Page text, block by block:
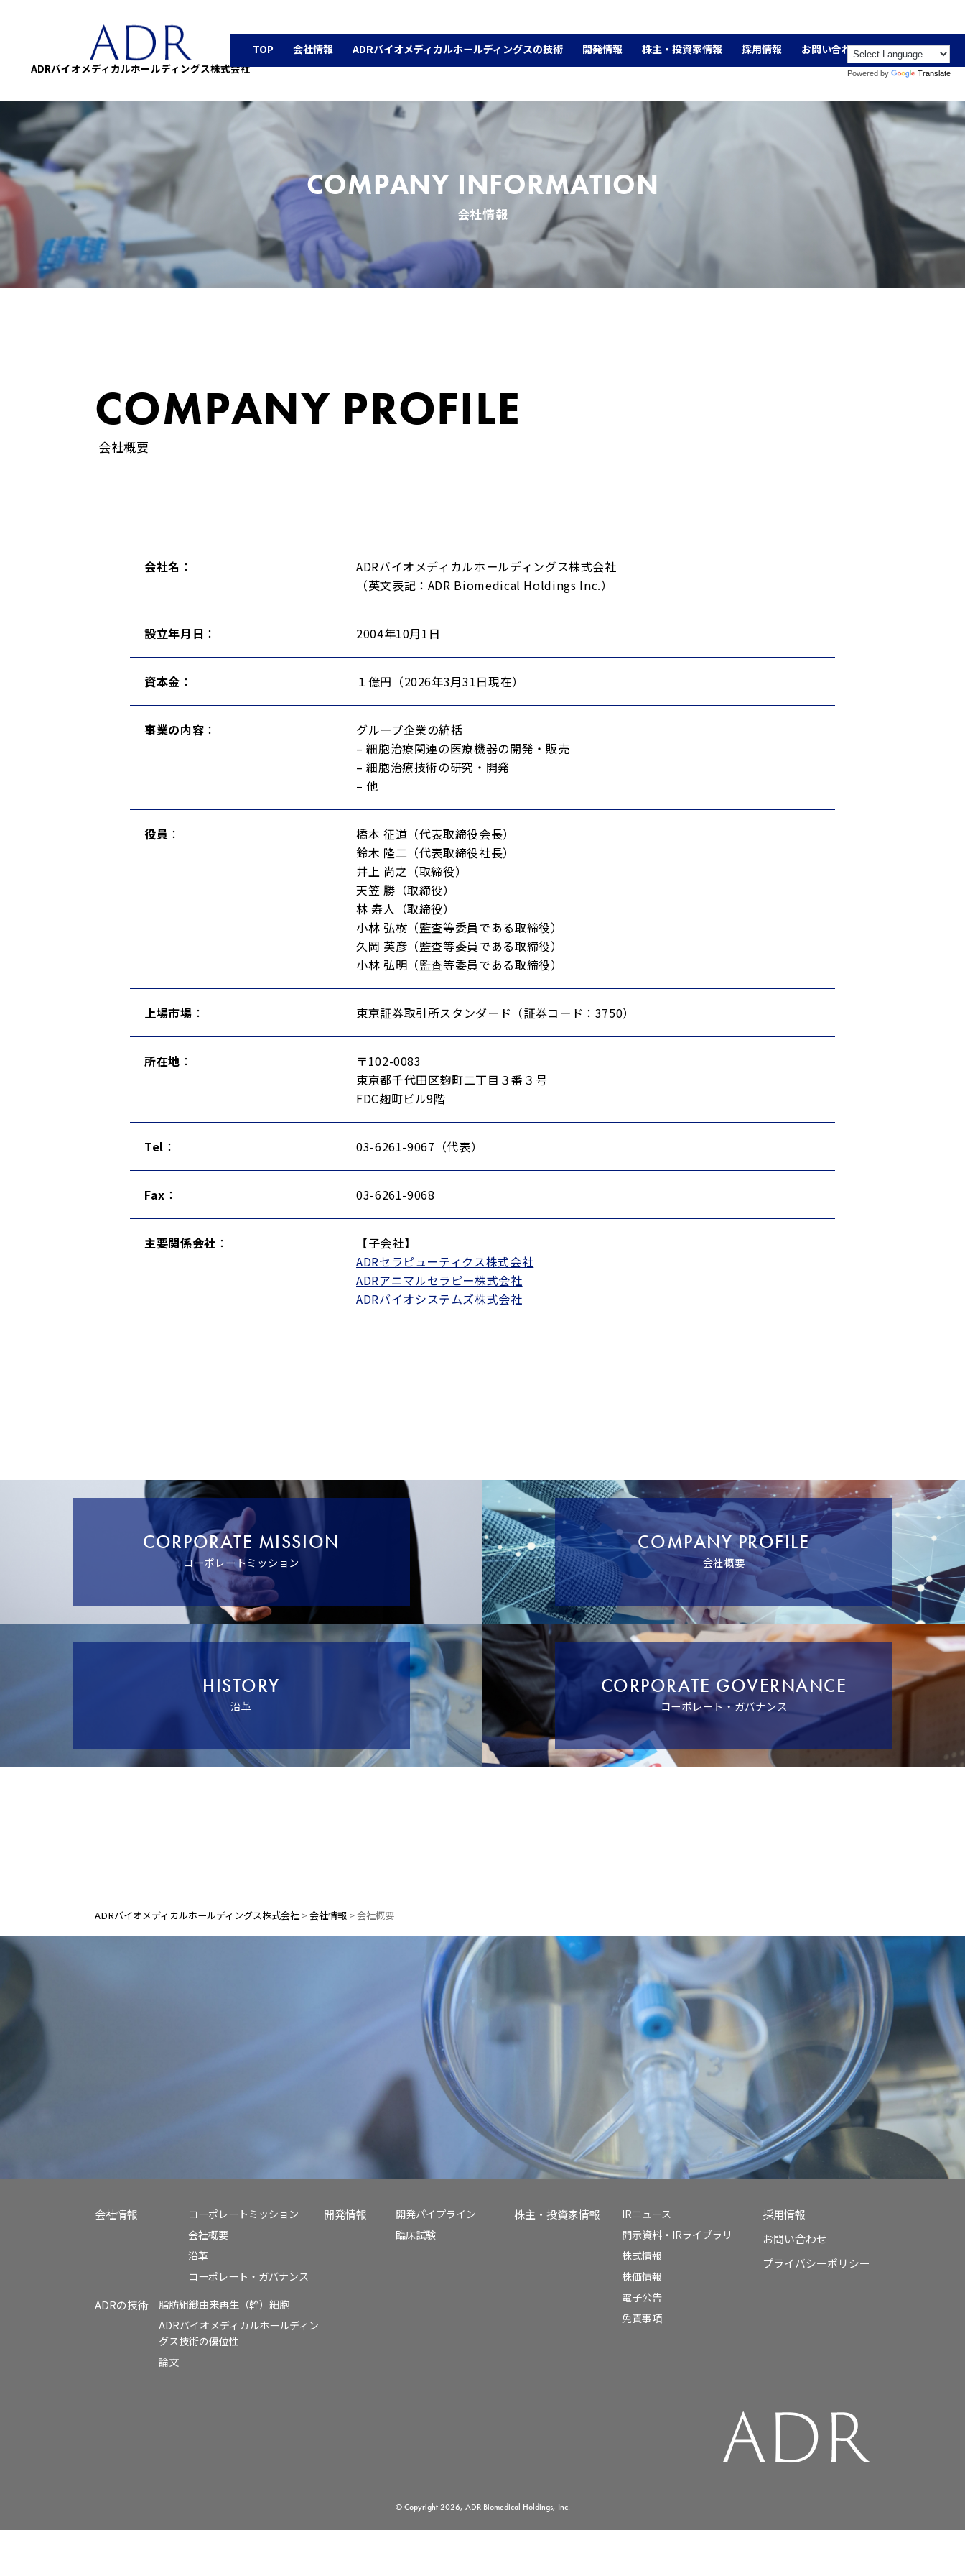
ADRバイオメディカルホールディングス株式会社 Powered by Translate
TOP 会社情報 ADRバイオメディカルホールディングスの技術 開発情報 株主・投資家情報 採用情報 お問い合わせ
COMPANY INFORMATION
会社情報
COMPANY PROFILE
会社概要
会社名 ：
ADRバイオメディカルホールディングス株式会社
（英文表記：ADR Biomedical Holdings Inc.）
設立年月日 ： 2004年10月1日
資本金 ： １億円（2026年3月31日現在）
事業の内容 ：
グループ企業の統括
– 細胞治療関連の医療機器の開発・販売
– 細胞治療技術の研究・開発
– 他
役員 ：
橋本 征道（代表取締役会長）
鈴木 隆二（代表取締役社長）
井上 尚之（取締役）
天笠 勝（取締役）
林 寿人（取締役）
小林 弘樹（監査等委員である取締役）
久岡 英彦（監査等委員である取締役）
小林 弘明（監査等委員である取締役）
上場市場 ： 東京証券取引所スタンダード（証券コード：3750）
所在地 ：
〒102-0083
東京都千代田区麹町二丁目３番３号
FDC麹町ビル9階
Tel ： 03-6261-9067（代表）
Fax ： 03-6261-9068
主要関係会社 ：
【子会社】
ADRセラピューティクス株式会社
ADRアニマルセラピー株式会社
ADRバイオシステムズ株式会社
CORPORATE MISSION
コーポレートミッション
COMPANY PROFILE
会社概要
HISTORY
沿革
CORPORATE GOVERNANCE
コーポレート・ガバナンス
ADRバイオメディカルホールディングス株式会社 >会社情報 >会社概要
会社情報
コーポレートミッション
会社概要
沿革
コーポレート・ガバナンス
ADRの技術
脂肪組織由来再生（幹）細胞
ADRバイオメディカルホールディン
グス技術の優位性
論文
開発情報
開発パイプライン
臨床試験
株主・投資家情報
IRニュース
開示資料・IRライブラリ
株式情報
株価情報
電子公告
免責事項
採用情報
お問い合わせ
プライバシーポリシー
© Copyright 2026, ADR Biomedical Holdings, Inc.